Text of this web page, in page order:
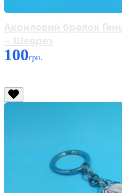
100грн.